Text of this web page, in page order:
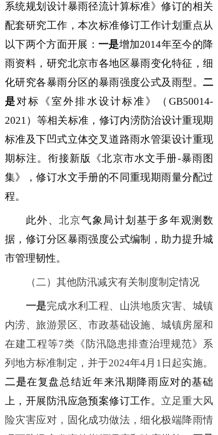
系统规划设计暴雨径流计算标准》修订的相关
配套研究工作，本次标准修订工作计划重点从
以下两个方面开展： 一是增加2014年至今的降
雨资料，研究北京市各地区暴雨变化特征，细
化研究各暴雨分区的暴雨强度公式及雨型。 二
是对标《室外排水设计标准》（GB50014-
2021）等相关标准，修订内涝防治设计重现期
标准及下凹式立体交叉道路雨水管渠设计重现
期标注。衔接新版《北京市水文手册-暴雨图
集》，修订水文手册的不同重现期雨量分配过
程。
此外、北京气象局计划基于多年观测数
据，修订分区暴雨强度公式编制，助力提升城
市管理韧性。
（二）其他防汛减灾有关制度制定情况
一是完成水利工程、山洪地质灾害、城镇
内涝、旅游景区、市政基础设施、城镇房屋和
在建工程等7类《防汛隐患排查治理规范》系
列地方标准制定，并于2024年4月1日起实施。
二是在复盘总结近年来汛期降雨应对的基础
上，开展防汛应急预案修订工作。 立足重大风
险灾害应对，固化成功做法，细化极端降雨情